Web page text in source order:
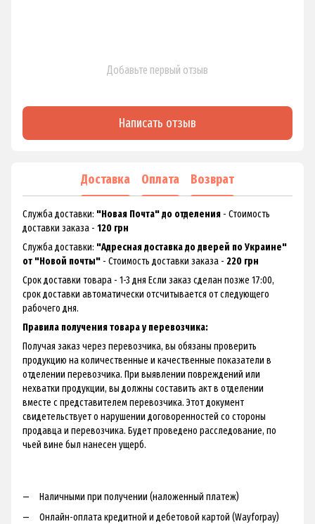
Добавьте первый отзыв
Написать отзыв
Доставка Оплата Возврат
Служба доставки: "Новая Почта" до отделения - Стоимость
доставки заказа - 120 грн
Служба доставки: "Адресная доставка до дверей по Украине"
от "Новой почты" - Стоимость доставки заказа - 220 грн
Срок доставки товара - 1-3 дня Если заказ сделан позже 17:00,
срок доставки автоматически отсчитывается от следующего
рабочего дня.
Правила получения товара у перевозчика:
Получая заказ через перевозчика, вы обязаны проверить
продукцию на количественные и качественные показатели в
отделении перевозчика. При выявлении повреждений или
нехватки продукции, вы должны составить акт в отделении
вместе с представителем перевозчика. Этот документ
свидетельствует о нарушении договоренностей со стороны
продавца и перевозчика. Будет проведено расследование, по
чьей вине был нанесен ущерб.
Наличными при получении (наложенный платеж)
Онлайн-оплата кредитной и дебетовой картой (Wayforpay)